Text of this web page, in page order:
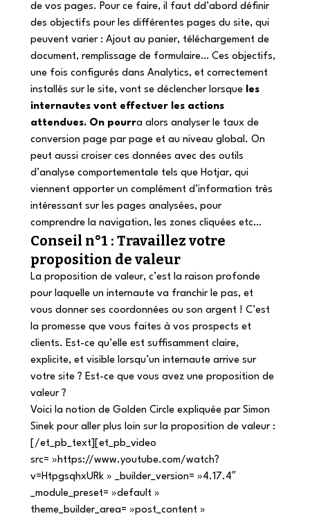
de vos pages. Pour ce faire, il faut dd’abord définir
des objectifs pour les différentes pages du site, qui
peuvent varier : Ajout au panier, téléchargement de
document, remplissage de formulaire… Ces objectifs,
une fois configurés dans Analytics, et correctement
installés sur le site, vont se déclencher lorsque les
internautes vont effectuer les actions
attendues. On pourra alors analyser le taux de
conversion page par page et au niveau global. On
peut aussi croiser ces données avec des outils
d’analyse comportementale tels que Hotjar, qui
viennent apporter un complément d’information très
intéressant sur les pages analysées, pour
comprendre la navigation, les zones cliquées etc…
Conseil n°1 : Travaillez votre
proposition de valeur
La proposition de valeur, c’est la raison profonde
pour laquelle un internaute va franchir le pas, et
vous donner ses coordonnées ou son argent ! C’est
la promesse que vous faites à vos prospects et
clients. Est-ce qu’elle est suffisamment claire,
explicite, et visible lorsqu’un internaute arrive sur
votre site ? Est-ce que vous avez une proposition de
valeur ?
Voici la notion de Golden Circle expliquée par Simon
Sinek pour aller plus loin sur la proposition de valeur :
[/et_pb_text][et_pb_video
src= »https://www.youtube.com/watch?
v=HtpgsqhxURk » _builder_version= »4.17.4″
_module_preset= »default »
theme_builder_area= »post_content »